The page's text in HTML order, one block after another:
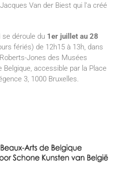
Van der Biest qui l’a créé
se déroule du 1er juillet au 28
fériés) de 12h15 à 13h, dans
Jones des Musées
Belgique, accessible par la Place
3, 1000 Bruxelles.